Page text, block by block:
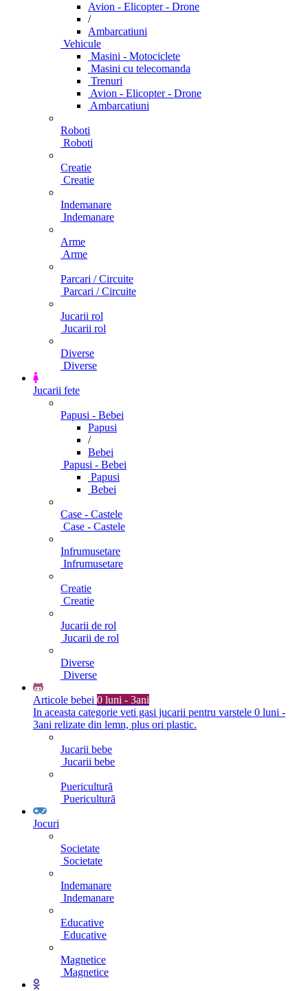
Avion - Elicopter - Drone
/
Ambarcatiuni
Vehicule
Masini - Motociclete
Masini cu telecomanda
Trenuri
Avion - Elicopter - Drone
Ambarcatiuni
Roboti
Roboti
Creatie
Creatie
Indemanare
Indemanare
Arme
Arme
Parcari / Circuite
Parcari / Circuite
Jucarii rol
Jucarii rol
Diverse
Diverse
Jucarii fete
Papusi - Bebei
Papusi
/
Bebei
Papusi - Bebei
Papusi
Bebei
Case - Castele
Case - Castele
Infrumusetare
Infrumusetare
Creatie
Creatie
Jucarii de rol
Jucarii de rol
Diverse
Diverse
Articole bebei 0 luni - 3ani
In aceasta categorie veti gasi jucarii pentru varstele 0 luni -
3ani relizate din lemn, plus ori plastic.
Jucarii bebe
Jucarii bebe
Puericultură
Puericultură
Jocuri
Societate
Societate
Indemanare
Indemanare
Educative
Educative
Magnetice
Magnetice